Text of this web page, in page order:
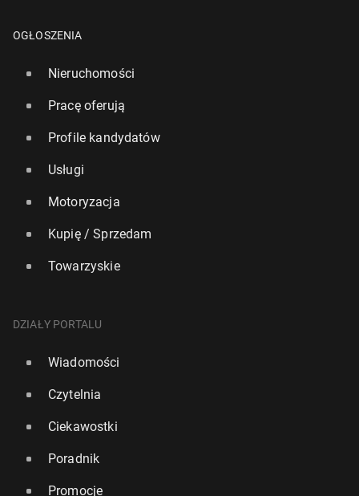
OGŁOSZENIA
Nieruchomości
Pracę oferują
Profile kandydatów
Usługi
Motoryzacja
Kupię / Sprzedam
Towarzyskie
DZIAŁY PORTALU
Wiadomości
Czytelnia
Ciekawostki
Poradnik
Promocje